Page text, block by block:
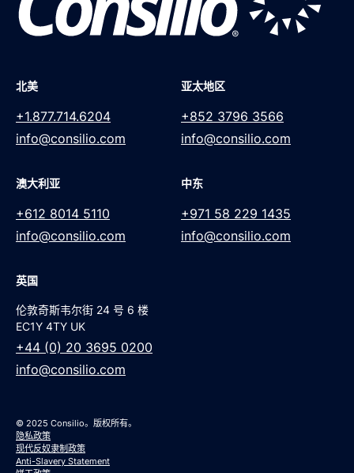
北美
+1.877.714.6204
info@consilio.com
亚太地区
+852 3796 3566
info@consilio.com
澳大利亚
+612 8014 5110
info@consilio.com
中东
+971 58 229 1435
info@consilio.com
英国
伦敦奇斯韦尔街 24 号 6 楼
EC1Y 4TY UK
+44 (0) 20 3695 0200
info@consilio.com
© 2025 Consilio。版权所有。
隐私政策
现代反奴隶制政策
Anti-Slavery Statement